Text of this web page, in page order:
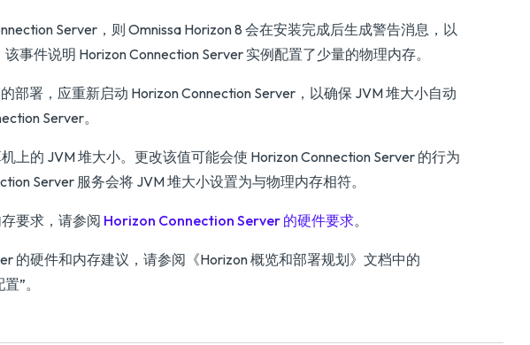
Server，则 Omnissa Horizon 8 会在安装完成后生成警告消息，以
事件说明 Horizon Connection Server 实例配置了少量的物理内存。
部署，应重新启动 Horizon Connection Server，以确保 JVM 堆大小自动
Server。
上的 JVM 堆大小。更改该值可能会使 Horizon Connection Server 的行为
Server 服务会将 JVM 堆大小设置为与物理内存相符。
要求，请参阅 Horizon Connection Server 的硬件要求。
的硬件和内存建议，请参阅 《Horizon 概览和部署规划》 文档中的
”。